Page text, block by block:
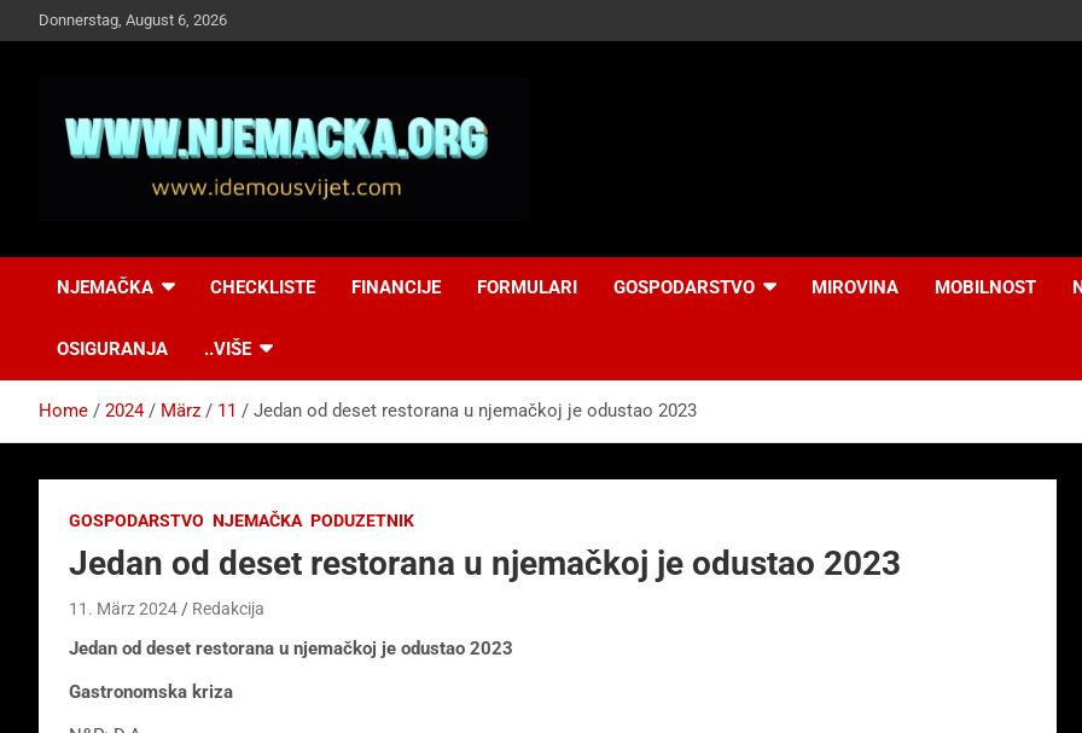
to
Donnerstag, August 6, 2026
Idemo u Svijet-
NJEMAČKA CHECKLISTE FINANCIJE FORMULARI GOSPODARSTVO MIROVINA MOBILNOST
OSIGURANJA ..VIŠE
Home 2024 März 11 Jedan od deset restorana u njemačkoj je odustao 2023
GOSPODARSTVO NJEMAČKA PODUZETNIK
Jedan od deset restorana u njemačkoj je odustao 2023
11. März 2024 Redakcija
Jedan od deset restorana u njemačkoj je odustao 2023
Gastronomska kriza